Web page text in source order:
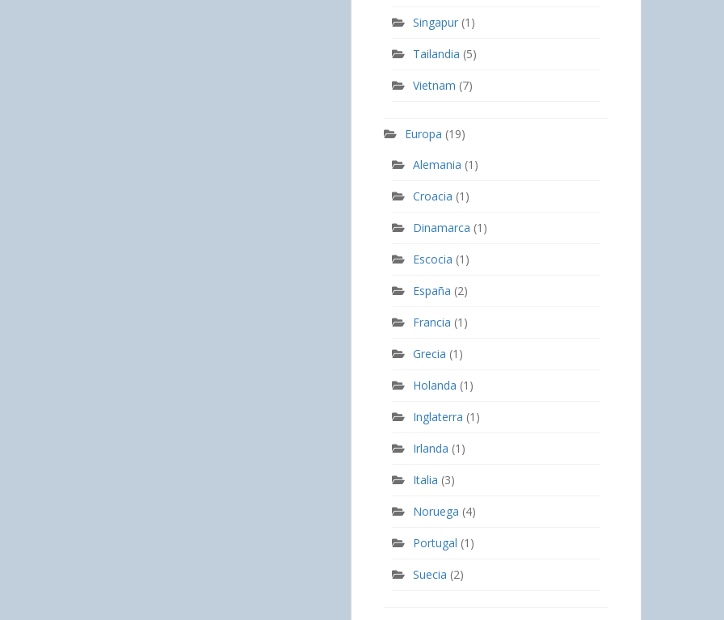
Singapur (1)
Tailandia (5)
Vietnam (7)
Europa (19)
Alemania (1)
Croacia (1)
Dinamarca (1)
Escocia (1)
España (2)
Francia (1)
Grecia (1)
Holanda (1)
Inglaterra (1)
Irlanda (1)
Italia (3)
Noruega (4)
Portugal (1)
Suecia (2)